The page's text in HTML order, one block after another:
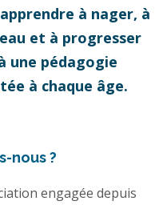
à nager, à
et à progresser
une pédagogie
à chaque âge.
nous ?
engagée depuis